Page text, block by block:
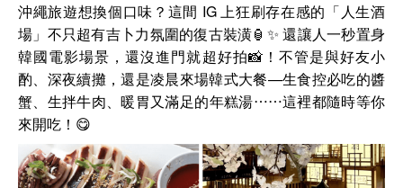
沖繩旅遊想換個口味？這間 IG 上狂刷存在感的「人生酒
場」不只超有吉卜力氛圍的復古裝潢🏮✨ 還讓人一秒置身
韓國電影場景，還沒進門就超好拍📸！不管是與好友小
酌、深夜續攤，還是凌晨來場韓式大餐—生食控必吃的醬
蟹、生拌牛肉、暖胃又滿足的年糕湯⋯⋯這裡都隨時等你
來開吃！😋